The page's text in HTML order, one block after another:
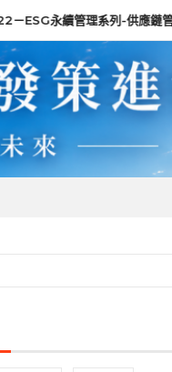
ESG永續管理系列-供應鏈管